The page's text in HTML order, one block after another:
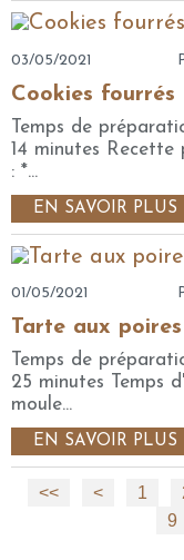
03/05/2021
Cookies fourrés
Temps de
14 minutes Recette
: *...
EN SAVOIR PLUS
01/05/2021
Tarte aux
Temps de
25 minutes Temps
moule...
EN SAVOIR PLUS
<< < 1
9